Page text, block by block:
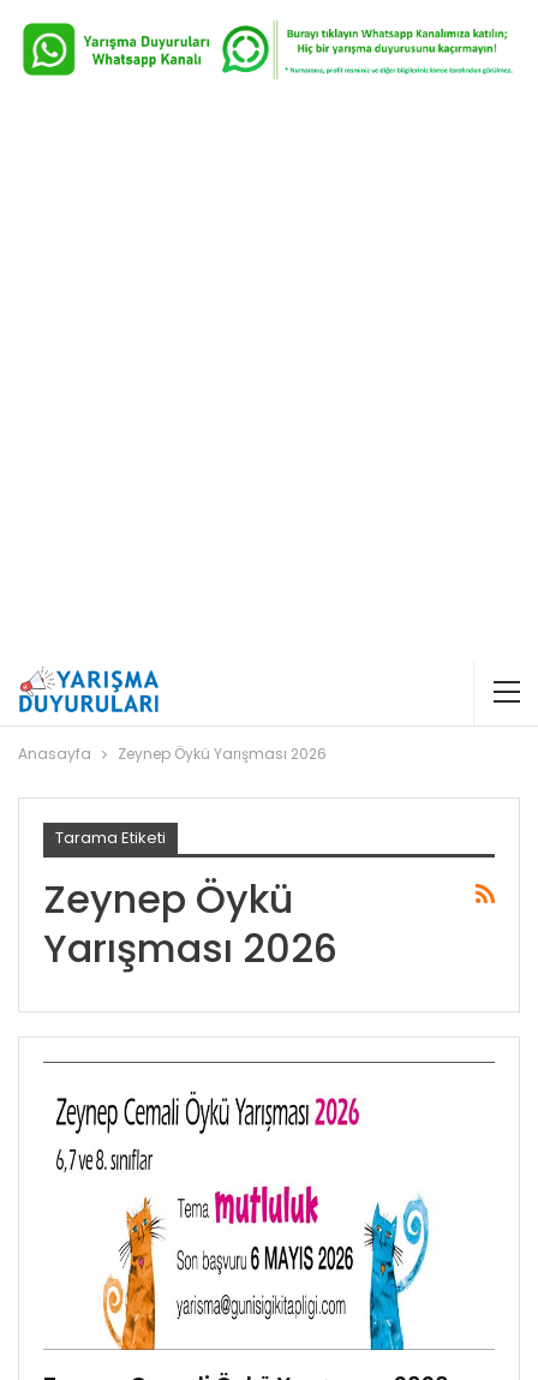
Anasayfa Zeynep Öykü Yarışması 2026
Tarama Etiketi
Zeynep Öykü
Yarışması 2026